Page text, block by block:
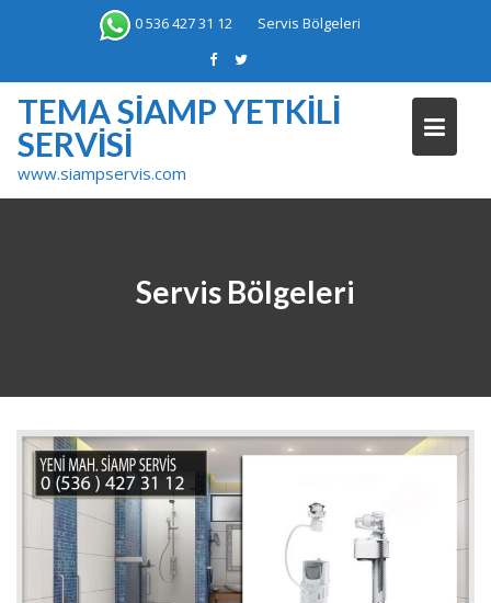
0 536 427 31 12 Servis Bölgeleri
TEMA SIAMP YETKILI
SERVISI
www.siampservis.com
Servis Bölgeleri